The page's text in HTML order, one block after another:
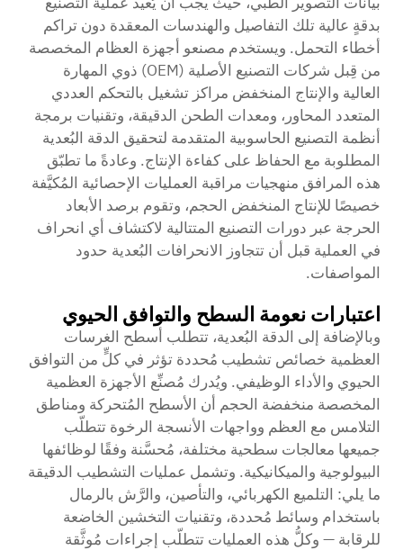
بدقةٍ عالية تلك التفاصيل والهندسات المعقدة دون تراكم
أخطاء التحمل. ويستخدم مصنعو أجهزة العظام المخصصة
من قِبل شركات التصنيع الأصلية (OEM) ذوي المهارة
العالية والإنتاج المنخفض مراكز تشغيل بالتحكم العددي
المتعدد المحاور، ومعدات الطحن الدقيقة، وتقنيات برمجة
أنظمة التصنيع الحاسوبية المتقدمة لتحقيق الدقة البُعدية
المطلوبة مع الحفاظ على كفاءة الإنتاج. وعادةً ما تطبّق
هذه المرافق منهجيات مراقبة العمليات الإحصائية المُكيَّفة
خصيصًا للإنتاج المنخفض الحجم، وتقوم برصد الأبعاد
الحرجة عبر دورات التصنيع المتتالية لاكتشاف أي انحراف
في العملية قبل أن تتجاوز الانحرافات البُعدية حدود
المواصفات.
اعتبارات نعومة السطح والتوافق الحيوي
وبالإضافة إلى الدقة البُعدية، تتطلب أسطح الغرسات
العظمية خصائص تشطيب مُحددة تؤثر في كلٍّ من التوافق
الحيوي والأداء الوظيفي. ويُدرك مُصنِّع الأجهزة العظمية
المخصصة منخفضة الحجم أن الأسطح المُتحركة ومناطق
التلامس مع العظم وواجهات الأنسجة الرخوة تتطلّب
جميعها معالجات سطحية مختلفة، مُحسَّنة وفقًا لوظائفها
البيولوجية والميكانيكية. وتشمل عمليات التشطيب الدقيقة
ما يلي: التلميع الكهربائي، والتأصين، والرَّش بالرمال
باستخدام وسائط مُحددة، وتقنيات التخشين الخاضعة
للرقابة — وكلُّ هذه العمليات تتطلّب إجراءات مُوثَّقة